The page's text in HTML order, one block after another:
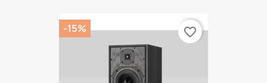
-15% favorite_border